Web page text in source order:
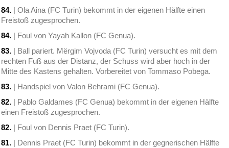
84. | Ola Aina (FC Turin) bekommt in der eigenen Hälfte einen
Freistoß zugesprochen.
84. | Foul von Yayah Kallon (FC Genua).
83. | Ball pariert. Mërgim Vojvoda (FC Turin) versucht es mit dem
rechten Fuß aus der Distanz, der Schuss wird aber hoch in der
Mitte des Kastens gehalten. Vorbereitet von Tommaso Pobega.
83. | Handspiel von Valon Behrami (FC Genua).
82. | Pablo Galdames (FC Genua) bekommt in der eigenen Hälfte
einen Freistoß zugesprochen.
82. | Foul von Dennis Praet (FC Turin).
81. | Dennis Praet (FC Turin) bekommt in der gegnerischen Hälfte